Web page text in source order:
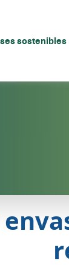
sostenibles